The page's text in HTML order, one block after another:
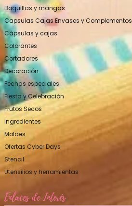
Boquillas y mangas
Capsulas Cajas Envases y Complementos
Cápsulas y cajas
Colorantes
Cortadores
Decoración
Fechas especiales
Fiesta y Celebración
Frutos Secos
Ingredientes
Moldes
Ofertas Cyber Days
Stencil
Utensilios y herramientas
Enlaces de Interés